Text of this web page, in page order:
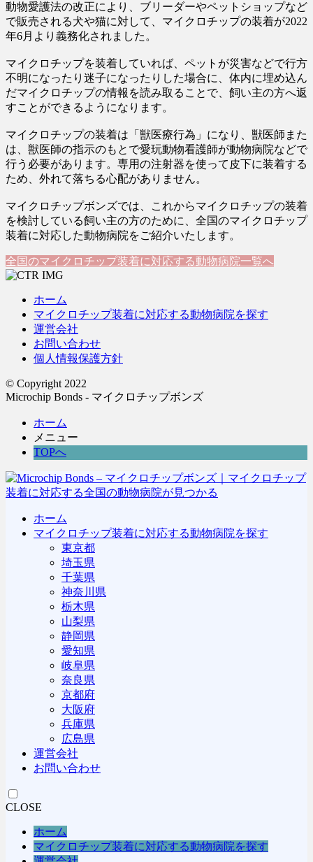
動物愛護法の改正により、ブリーダーやペットショップなど
で販売される犬や猫に対して、マイクロチップの装着が2022
年6月より義務化されました。
マイクロチップを装着していれば、ペットが災害などで行方
不明になったり迷子になったりした場合に、体内に埋め込ん
だマイクロチップの情報を読み取ることで、飼い主の方へ返
すことができるようになります。
マイクロチップの装着は「獣医療行為」になり、獣医師また
は、獣医師の指示のもとで愛玩動物看護師が動物病院などで
行う必要があります。専用の注射器を使って皮下に装着する
ため、外れて落ちる心配がありません。
マイクロチップボンズでは、これからマイクロチップの装着
を検討している飼い主の方のために、全国のマイクロチップ
装着に対応した動物病院をご紹介いたします。
全国のマイクロチップ装着に対応する動物病院一覧へ
ホーム
マイクロチップ装着に対応する動物病院を探す
運営会社
お問い合わせ
個人情報保護方針
© Copyright 2022
Microchip Bonds - マイクロチップボンズ
ホーム
メニュー
TOPへ
ホーム
マイクロチップ装着に対応する動物病院を探す
東京都
埼玉県
千葉県
神奈川県
栃木県
山梨県
静岡県
愛知県
岐阜県
奈良県
京都府
大阪府
兵庫県
広島県
運営会社
お問い合わせ
CLOSE
ホーム
マイクロチップ装着に対応する動物病院を探す